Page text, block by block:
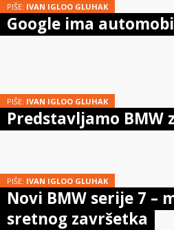
PIŠE: IVAN IGLOO GLUHAK
Google ima
PIŠE: IVAN IGLOO GLUHAK
Predstavljamo BMW
PIŠE: IVAN IGLOO GLUHAK
Novi BMW serije 7 –
sretnog završetka